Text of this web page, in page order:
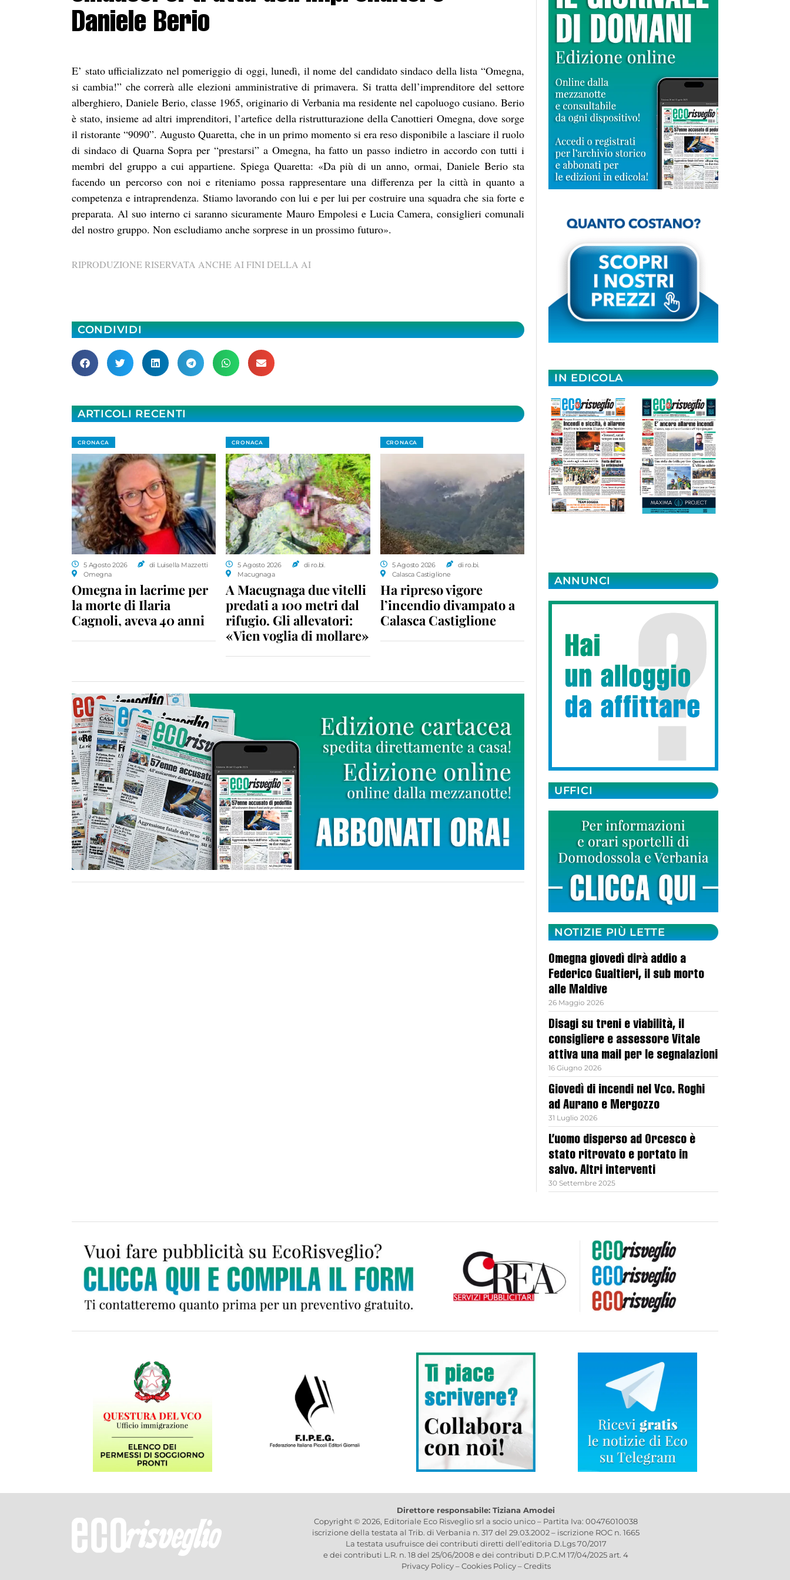
Daniele Berio
E’ stato ufficializzato nel pomeriggio di oggi, lunedì, il nome del candidato sindaco della lista “Omegna,
si cambia!” che correrà alle elezioni amministrative di primavera. Si tratta dell’imprenditore del settore
alberghiero, Daniele Berio, classe 1965, originario di Verbania ma residente nel capoluogo cusiano. Berio
è stato, insieme ad altri imprenditori, l’artefice della ristrutturazione della Canottieri Omegna, dove sorge
il ristorante “9090”. Augusto Quaretta, che in un primo momento si era reso disponibile a lasciare il ruolo
di sindaco di Quarna Sopra per “prestarsi” a Omegna, ha fatto un passo indietro in accordo con tutti i
membri del gruppo a cui appartiene. Spiega Quaretta: «Da più di un anno, ormai, Daniele Berio sta
facendo un percorso con noi e riteniamo possa rappresentare una differenza per la città in quanto a
competenza e intraprendenza. Stiamo lavorando con lui e per lui per costruire una squadra che sia forte e
preparata. Al suo interno ci saranno sicuramente Mauro Empolesi e Lucia Camera, consiglieri comunali
del nostro gruppo. Non escludiamo anche sorprese in un prossimo futuro».
RIPRODUZIONE RISERVATA ANCHE AI FINI DELLA AI
CONDIVIDI
ARTICOLI RECENTI
CRONACA
5 Agosto 2026
di Luisella Mazzetti
Omegna
Omegna in lacrime per
la morte di Ilaria
Cagnoli, aveva 40 anni
CRONACA
5 Agosto 2026
di ro.bi.
Macugnaga
A Macugnaga due vitelli
predati a 100 metri dal
rifugio. Gli allevatori:
«Vien voglia di mollare»
CRONACA
5 Agosto 2026
di ro.bi.
Calasca Castiglione
Ha ripreso vigore
l’incendio divampato a
Calasca Castiglione
IN EDICOLA
ANNUNCI
UFFICI
NOTIZIE PIÙ LETTE
Omegna giovedì dirà addio a
Federico Gualtieri, il sub morto
alle Maldive
26 Maggio 2026
Disagi su treni e viabilità, il
consigliere e assessore Vitale
attiva una mail per le segnalazioni
16 Giugno 2026
Giovedì di incendi nel Vco. Roghi
ad Aurano e Mergozzo
31 Luglio 2026
L’uomo disperso ad Orcesco è
stato ritrovato e portato in
salvo. Altri interventi
30 Settembre 2025
Direttore responsabile: Tiziana Amodei
Copyright © 2026, Editoriale Eco Risveglio srl a socio unico – Partita Iva: 00476010038
iscrizione della testata al Trib. di Verbania n. 317 del 29.03.2002 – iscrizione ROC n. 1665
La testata usufruisce dei contributi diretti dell’editoria D.Lgs 70/2017
e dei contributi L.R. n. 18 del 25/06/2008 e dei contributi D.P.C.M 17/04/2025 art. 4
Privacy Policy–Cookies Policy–Credits